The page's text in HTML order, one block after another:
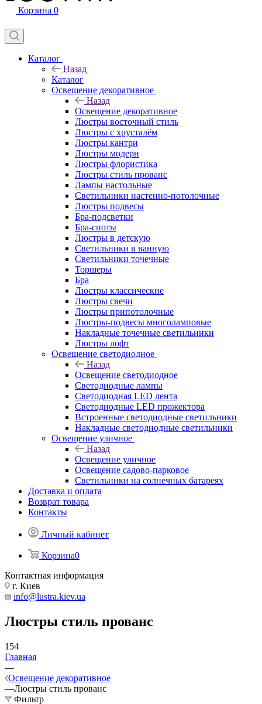
Корзина 0
Каталог
Назад
Каталог
Освещение декоративное
Назад
Освещение декоративное
Люстры восточный стиль
Люстры с хрусталём
Люстры кантри
Люстры модерн
Люстры флористика
Люстры стиль прованс
Лампы настольные
Светильники настенно-потолочные
Люстры подвесы
Бра-подсветки
Бра-споты
Люстры в детскую
Светильники в ванную
Светильники точечные
Торшеры
Бра
Люстры классические
Люстры свечи
Люстры припотолочные
Люстры-подвесы многоламповые
Накладные точечные светильники
Люстры лофт
Освещение светодиодное
Назад
Освещение светодиодное
Светодиодные лампы
Светодиодная LED лента
Светодиодные LED прожектора
Встроенные светодиодные светильники
Накладные светодиодные светильники
Освещение уличное
Назад
Освещение уличное
Освещение садово-парковое
Светильники на солнечных батареях
Доставка и оплата
Возврат товара
Контакты
Личный кабинет
Корзина0
Контактная информация
г. Киев
info@lustra.kiev.ua
Люстры стиль прованс
154
Главная
—
Освещение декоративное
—Люстры стиль прованс
Фильтр